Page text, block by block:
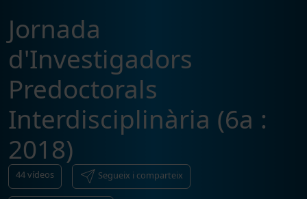
Jornada
d'Investigadors
Predoctorals
Interdisciplinària (6a :
2018)
44vídeos Segueix i comparteix